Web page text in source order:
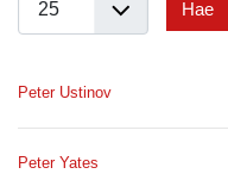
#
Hae
Peter Ustinov
Peter Yates